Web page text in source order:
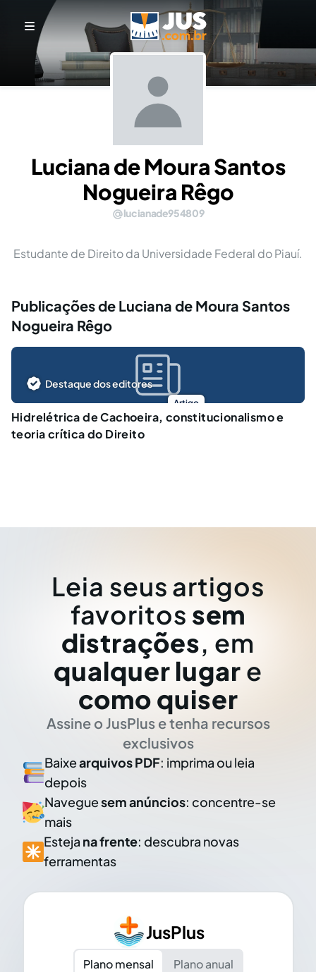
Luciana de Moura Santos
Nogueira Rêgo
lucianade954809
Estudante de Direito da Universidade Federal do Piauí.
Publicações de Luciana de Moura Santos
Nogueira Rêgo
Artigo
Destaque dos editores
Hidrelétrica de Cachoeira, constitucionalismo e
teoria crítica do Direito
Leia seus artigos
favoritos sem
distrações, em
qualquer lugar e
como quiser
Assine o JusPlus e tenha recursos
exclusivos
Baixearquivos PDF: imprima ou leia
depois
Naveguesem anúncios: concentre-se
mais
Esteja na frente: descubra novas
ferramentas
JusPlus
Plano mensal
Plano anual